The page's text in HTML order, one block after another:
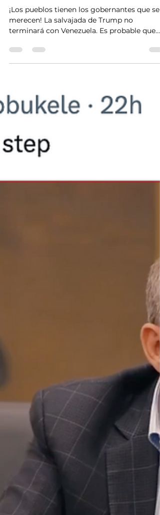
Sin virtud no hay república
¡Los pueblos tienen los gobernantes que se
terminará con Venezuela. Es probable que
siga Groenlandia (Dinamarca), México o
artículo “ ¿El fin justifica los medios? ”
decantaré algunas ideas sobre la virtud y
implicaciones políticas. ¿Conoces las cartas
Letters) fueron ensayos de los escritores
británicos cristiano